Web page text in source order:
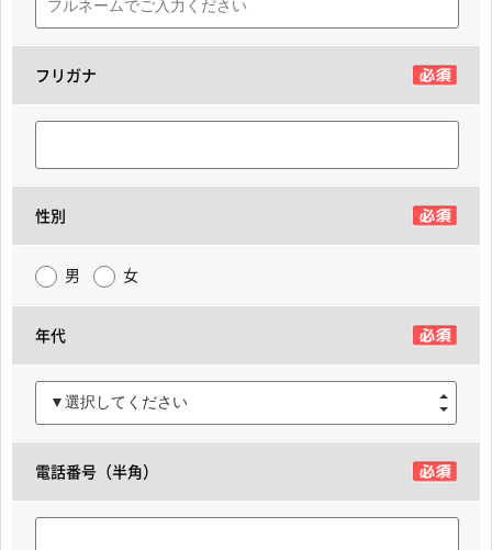
フリガナ
性別
男 女
年代
▼選択してください
電話番号（半角）